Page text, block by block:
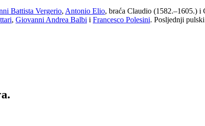
Battista Vergerio, Antonio Elio, braća Claudio (1582.–1605.)
, Giovanni Andrea Balbi i Francesco Polesini. Posljednji